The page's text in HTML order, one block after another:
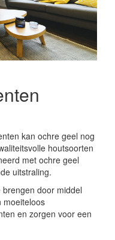
kan ochre geel nog
houtsoorten
met ochre geel
uitstraling.
door middel
moeiteloos
en zorgen voor een